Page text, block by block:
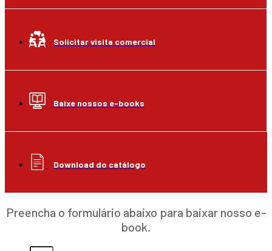
Solicitar visita comercial
Baixe nossos e-books
Download do catálogo
Preencha o formulário abaixo para baixar nosso e-
book.